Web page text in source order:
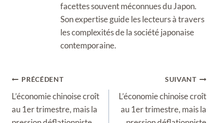
facettes souvent méconnues du Japon.
Son expertise guide les lecteurs à travers
les complexités de la société japonaise
contemporaine.
Navigation
de
l’article
PRÉCÉDENT
L’économie chinoise croît
au 1er trimestre, mais la
SUIVANT
L’économie chinoise croît
au 1er trimestre, mais la